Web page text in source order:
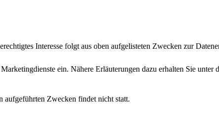
Interesse folgt aus oben aufgelisteten Zwecken zur
ein. Nähere Erläuterungen dazu erhalten Sie
aufgeführten Zwecken findet nicht statt.